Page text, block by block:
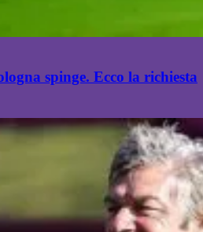
spinge. Ecco la richiesta